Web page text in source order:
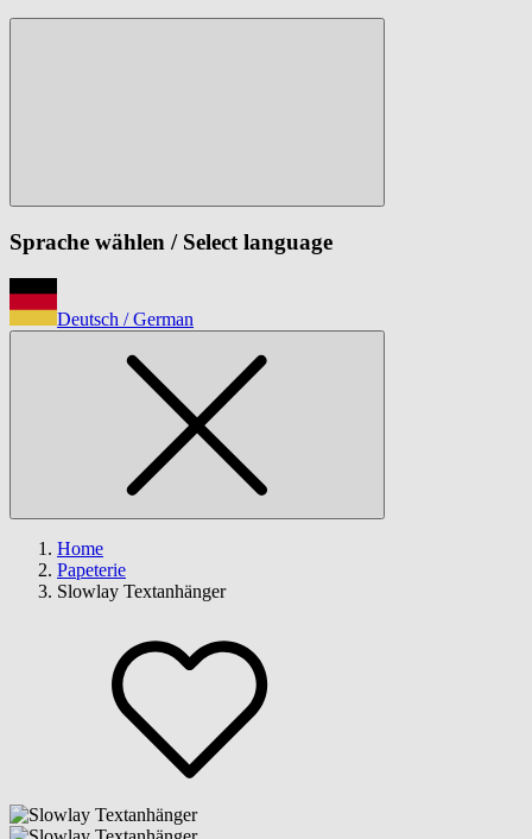
Sprache wählen / Select language
Deutsch / German
Home
Papeterie
Slowlay Textanhänger